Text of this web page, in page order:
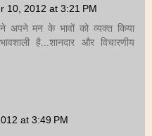
10, 2012 at 3:21 PM
अपने मन के भावों को व्यक्त किया
है...शानदार और विचारणीय
at 3:49 PM